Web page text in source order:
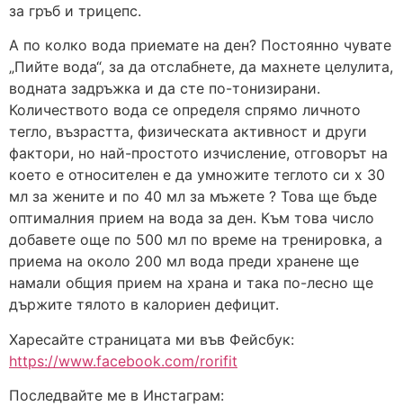
за гръб и трицепс.
А по колко вода приемате на ден? Постоянно чувате
„Пийте вода“, за да отслабнете, да махнете целулита,
водната задръжка и да сте по-тонизирани.
Количеството вода се определя спрямо личното
тегло, възрастта, физическата активност и други
фактори, но най-простото изчисление, отговорът на
което е относителен е да умножите теглото си х 30
мл за жените и по 40 мл за мъжете ? Това ще бъде
оптималния прием на вода за ден. Към това число
добавете още по 500 мл по време на тренировка, а
приема на около 200 мл вода преди хранене ще
намали общия прием на храна и така по-лесно ще
държите тялото в калориен дефицит.
Харесайте страницата ми във Фейсбук:
https://www.facebook.com/rorifit
Последвайте ме в Инстаграм: